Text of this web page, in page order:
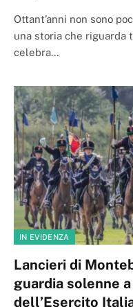
Ottant’anni non sono
una storia che riguarda
celebra…
IN EVIDENZA
Lancieri di
guardia solenne
dell’Esercito